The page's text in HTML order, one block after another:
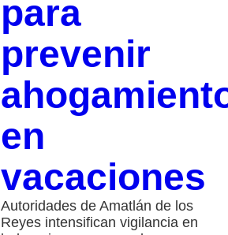
para
prevenir
en
vacaciones
Autoridades de Amatlán de los
Reyes intensifican vigilancia en